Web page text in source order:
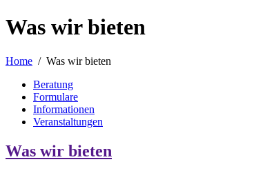
Was wir bieten
Home
Was wir bieten
Beratung
Formulare
Informationen
Veranstaltungen
Was wir bieten